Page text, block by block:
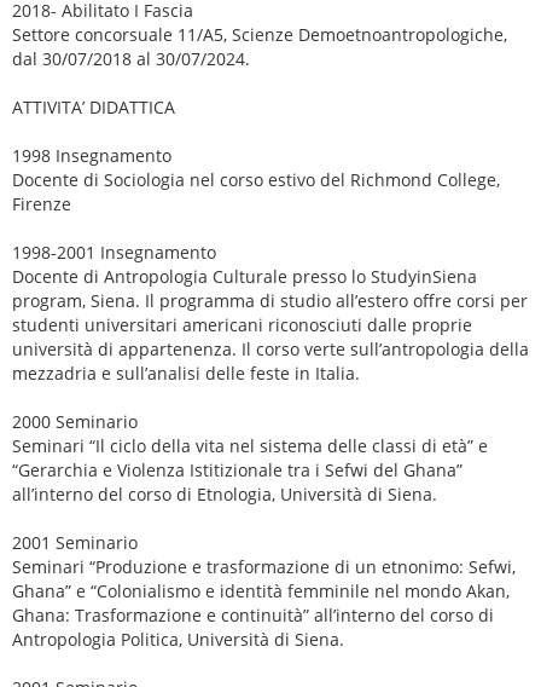
2018- Abilitato I Fascia
Settore concorsuale 11/A5, Scienze Demoetnoantropologiche,
dal 30/07/2018 al 30/07/2024.
ATTIVITA’ DIDATTICA
1998 Insegnamento
Docente di Sociologia nel corso estivo del Richmond College,
Firenze
1998-2001 Insegnamento
Docente di Antropologia Culturale presso lo StudyinSiena
program, Siena. Il programma di studio all’estero offre corsi per
studenti universitari americani riconosciuti dalle proprie
università di appartenenza. Il corso verte sull’antropologia della
mezzadria e sull’analisi delle feste in Italia.
2000 Seminario
Seminari “Il ciclo della vita nel sistema delle classi di età” e
“Gerarchia e Violenza Istitizionale tra i Sefwi del Ghana”
all’interno del corso di Etnologia, Università di Siena.
2001 Seminario
Seminari “Produzione e trasformazione di un etnonimo: Sefwi,
Ghana” e “Colonialismo e identità femminile nel mondo Akan,
Ghana: Trasformazione e continuità” all’interno del corso di
Antropologia Politica, Università di Siena.